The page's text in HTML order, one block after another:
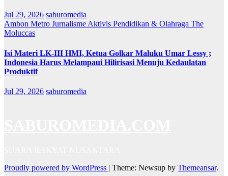
Jul 29, 2026 saburomedia
Ambon Metro Jurnalisme Aktivis Pendidikan & Olahraga The
Moluccas
Isi Materi LK-III HMI, Ketua Golkar Maluku Umar Lessy ;
Indonesia Harus Melampaui Hilirisasi Menuju Kedaulatan
Produktif
Jul 29, 2026 saburomedia
Proudly powered by WordPress | Theme: Newsup by Themeansar.